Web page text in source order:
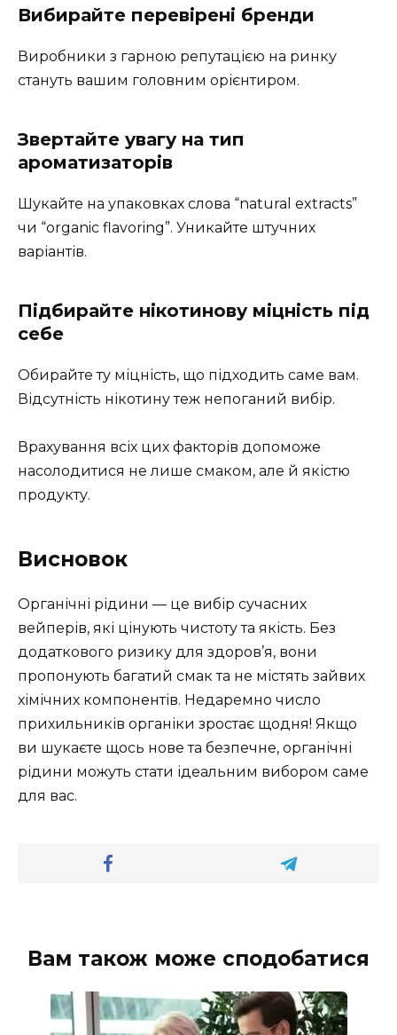
Вибирайте перевірені бренди
Виробники з гарною репутацією на ринку
стануть вашим головним орієнтиром.
Звертайте увагу на тип
ароматизаторів
Шукайте на упаковках слова “natural extracts”
чи “organic flavoring”. Уникайте штучних
варіантів.
Підбирайте нікотинову міцність під
себе
Обирайте ту міцність, що підходить саме вам.
Відсутність нікотину теж непоганий вибір.
Врахування всіх цих факторів допоможе
насолодитися не лише смаком, але й якістю
продукту.
Висновок
Органічні рідини — це вибір сучасних
вейперів, які цінують чистоту та якість. Без
додаткового ризику для здоров’я, вони
пропонують багатий смак та не містять зайвих
хімічних компонентів. Недаремно число
прихильників органіки зростає щодня! Якщо
ви шукаєте щось нове та безпечне, органічні
рідини можуть стати ідеальним вибором саме
для вас.
Вам також може сподобатися